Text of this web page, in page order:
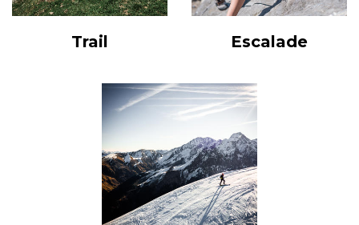
Trail Escalade